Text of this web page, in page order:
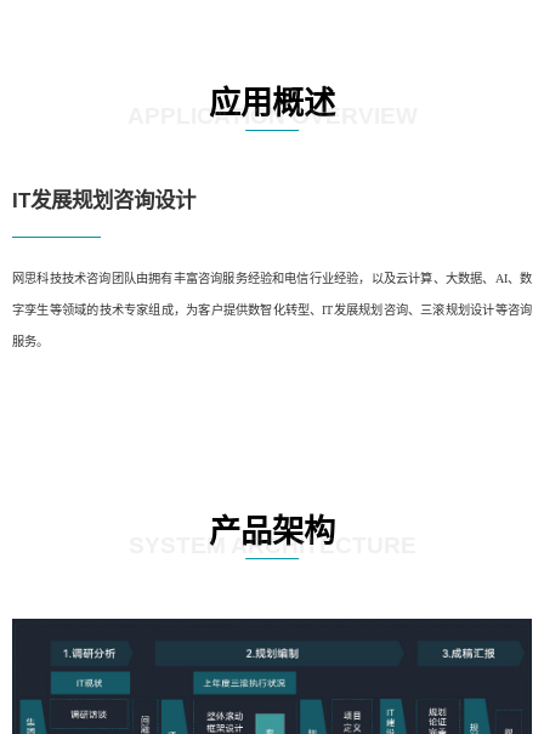
应用概述
APPLICATION OVERVIEW
IT发展规划咨询设计
网思科技技术咨询团队由拥有丰富咨询服务经验和电信行业经验，以及云计算、大数据、AI、数
字孪生等领域的技术专家组成，为客户提供数智化转型、IT发展规划咨询、三滚规划设计等咨询
服务。
产品架构
SYSTEM ARCHITECTURE